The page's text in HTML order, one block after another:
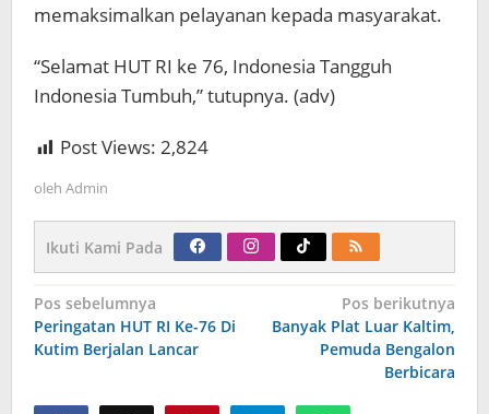
memaksimalkan pelayanan kepada masyarakat.
“Selamat HUT RI ke 76, Indonesia Tangguh
Indonesia Tumbuh,” tutupnya. (adv)
Post Views: 2,824
oleh Admin
Ikuti Kami Pada
Navigasi
pos
Pos sebelumnya
Peringatan HUT RI Ke-76 Di
Kutim Berjalan Lancar
Pos berikutnya
Banyak Plat Luar Kaltim,
Pemuda Bengalon
Berbicara